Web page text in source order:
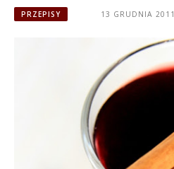
PRZEPISY 13 GRUDNIA 2011